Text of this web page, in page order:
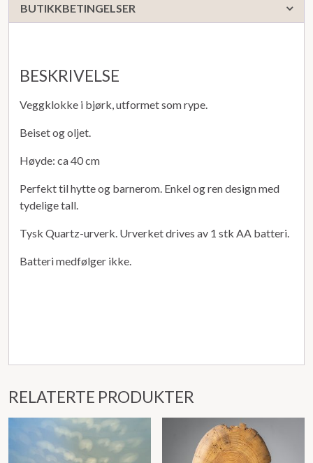
BUTIKKBETINGELSER
BESKRIVELSE
Veggklokke i bjørk, utformet som rype.
Beiset og oljet.
Høyde: ca 40 cm
Perfekt til hytte og barnerom. Enkel og ren design med
tydelige tall.
Tysk Quartz-urverk. Urverket drives av 1 stk AA batteri.
Batteri medfølger ikke.
RELATERTE PRODUKTER